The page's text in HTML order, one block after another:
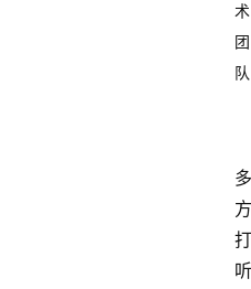
术
团
队
多
方
打
听